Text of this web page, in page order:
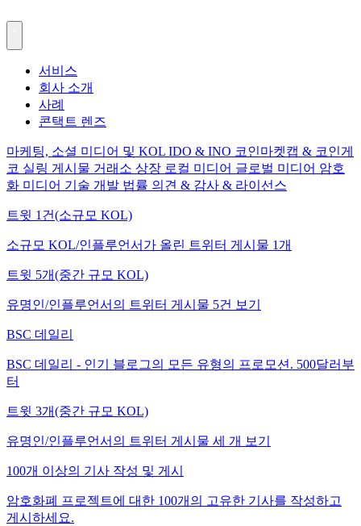
서비스
회사 소개
사례
콘택트 렌즈
마케팅, 소셜 미디어 및 KOL IDO & INO 코인마켓캡 & 코인게
코 실링 게시물 거래소 상장 로컬 미디어 글로벌 미디어 암호
화 미디어 기술 개발 법률 의견 & 감사 & 라이선스
트윗 1건(소규모 KOL)
소규모 KOL/인플루언서가 올린 트위터 게시물 1개
트윗 5개(중간 규모 KOL)
유명인/인플루언서의 트위터 게시물 5건 보기
BSC 데일리
BSC 데일리 - 인기 블로그의 모든 유형의 프로모션. 500달러부
터
트윗 3개(중간 규모 KOL)
유명인/인플루언서의 트위터 게시물 세 개 보기
100개 이상의 기사 작성 및 게시
암호화폐 프로젝트에 대한 100개의 고유한 기사를 작성하고
게시하세요.